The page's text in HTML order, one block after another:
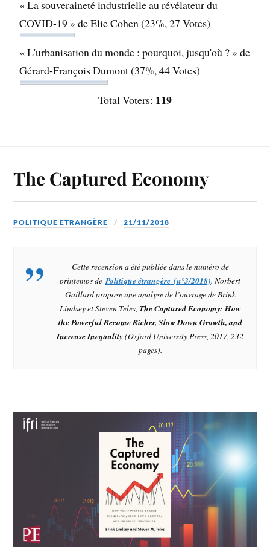
« La souveraineté industrielle au révélateur du
COVID-19 » de Elie Cohen(23%, 27 Votes)
« L'urbanisation du monde : pourquoi, jusqu'où ? » de
Gérard-François Dumont(37%, 44 Votes)
Total Voters: 119
The Captured Economy
POLITIQUE ETRANGÈRE 21/11/2018
Cette recension a été publiée dans le numéro de
printemps de Politique étrangère (n°3/2018). Norbert
Gaillard propose une analyse de l’ouvrage de Brink
Lindsey et Steven Teles, The Captured Economy: How
the Powerful Become Richer, Slow Down Growth, and
Increase Inequality(Oxford University Press, 2017, 232
pages).